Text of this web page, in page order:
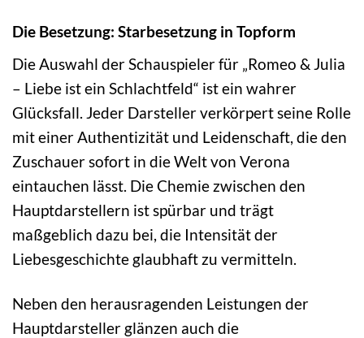
Die Besetzung: Starbesetzung in Topform
Die Auswahl der Schauspieler für „Romeo & Julia
– Liebe ist ein Schlachtfeld“ ist ein wahrer
Glücksfall. Jeder Darsteller verkörpert seine Rolle
mit einer Authentizität und Leidenschaft, die den
Zuschauer sofort in die Welt von Verona
eintauchen lässt. Die Chemie zwischen den
Hauptdarstellern ist spürbar und trägt
maßgeblich dazu bei, die Intensität der
Liebesgeschichte glaubhaft zu vermitteln.
Neben den herausragenden Leistungen der
Hauptdarsteller glänzen auch die